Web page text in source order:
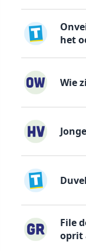
het
Wie
File
oprit